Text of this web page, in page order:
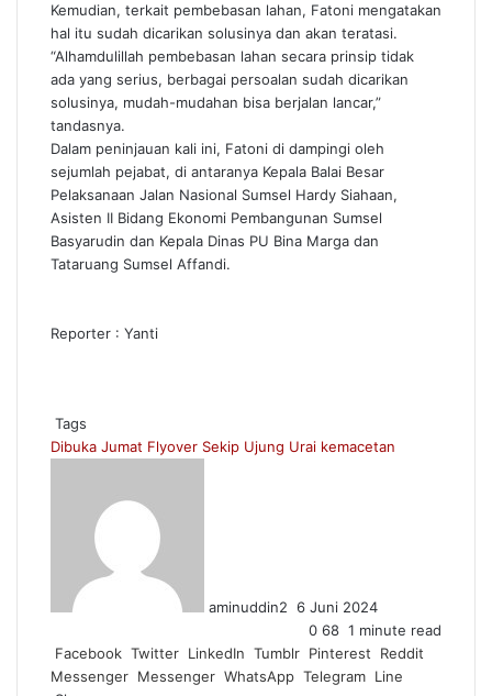
Kemudian, terkait pembebasan lahan, Fatoni mengatakan
hal itu sudah dicarikan solusinya dan akan teratasi.
“Alhamdulillah pembebasan lahan secara prinsip tidak
ada yang serius, berbagai persoalan sudah dicarikan
solusinya, mudah-mudahan bisa berjalan lancar,”
tandasnya.
Dalam peninjauan kali ini, Fatoni di dampingi oleh
sejumlah pejabat, di antaranya Kepala Balai Besar
Pelaksanaan Jalan Nasional Sumsel Hardy Siahaan,
Asisten II Bidang Ekonomi Pembangunan Sumsel
Basyarudin dan Kepala Dinas PU Bina Marga dan
Tataruang Sumsel Affandi.
Reporter : Yanti
Tags
Dibuka Jumat Flyover Sekip Ujung Urai kemacetan
aminuddin2 6 Juni 2024
0 68 1 minute read
Facebook Twitter LinkedIn Tumblr Pinterest
Reddit
Messenger Messenger WhatsApp Telegram Line